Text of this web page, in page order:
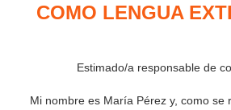
COMO LENGUA
Estimado/a responsable de
Mi nombre es María Pérez y, como se